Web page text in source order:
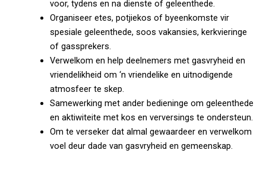
voor, tydens en na dienste of geleenthede.
Organiseer etes, potjiekos of byeenkomste vir
spesiale geleenthede, soos vakansies, kerkvieringe
of gassprekers.
Verwelkom en help deelnemers met gasvryheid en
vriendelikheid om ‘n vriendelike en uitnodigende
atmosfeer te skep.
Samewerking met ander bedieninge om geleenthede
en aktiwiteite met kos en verversings te ondersteun.
Om te verseker dat almal gewaardeer en verwelkom
voel deur dade van gasvryheid en gemeenskap.